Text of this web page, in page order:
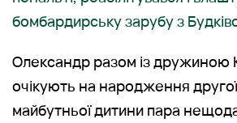
бомбардирську зарубу з
Олександр разом із дружиною
очікують на народження
майбутньої дитини пара